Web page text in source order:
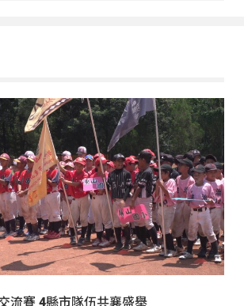
流賽 4縣市隊伍共襄盛舉